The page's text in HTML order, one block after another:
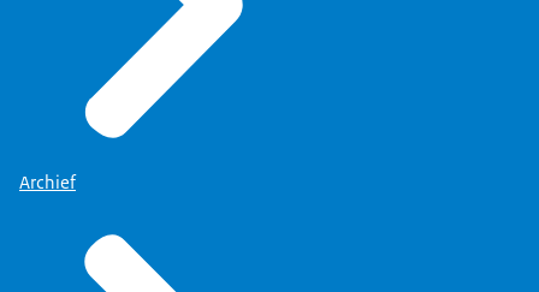
Archief